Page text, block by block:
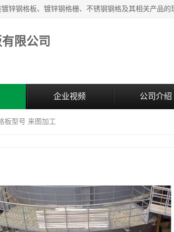
限公司
企业视频 公司介绍
板型号 来图加工